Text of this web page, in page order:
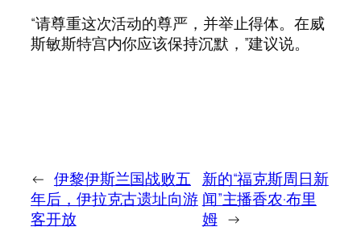
“请尊重这次活动的尊严，并举止得体。在威
斯敏斯特宫内你应该保持沉默，”建议说。
← 伊黎伊斯兰国战败五
年后，伊拉克古遗址向游
客开放
新的“福克斯周日新
闻”主播香农·布里
姆 →